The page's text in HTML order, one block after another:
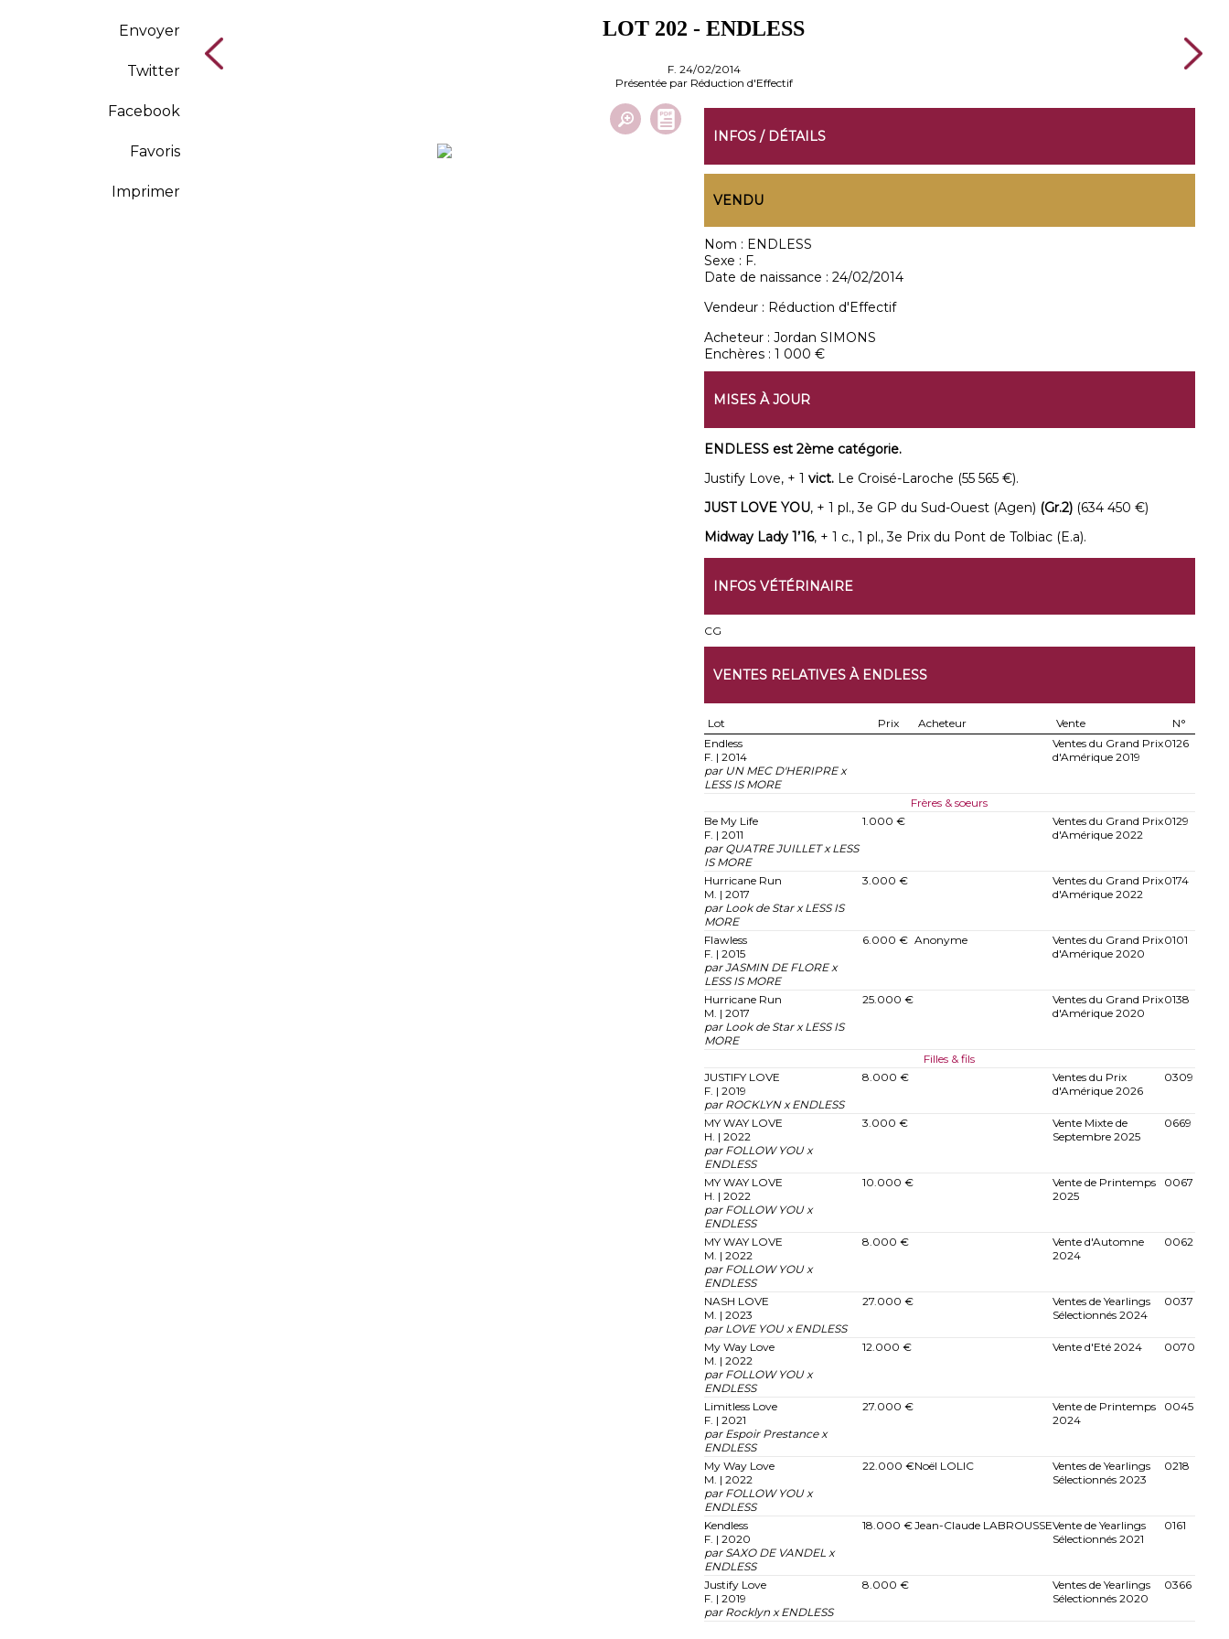
Envoyer
Twitter
Facebook
Favoris
Imprimer
LOT 202 - ENDLESS
F. 24/02/2014
Présentée par Réduction d'Effectif
INFOS / DÉTAILS
VENDU
Nom : ENDLESS
Sexe : F.
Date de naissance : 24/02/2014
Vendeur : Réduction d'Effectif
Acheteur : Jordan SIMONS
Enchères : 1 000 €
MISES À JOUR
ENDLESS est 2ème catégorie.
Justify Love, + 1 vict.Le Croisé-Laroche (55 565 €).
JUST LOVE YOU, + 1 pl., 3e GP du Sud-Ouest (Agen) (Gr.2)(634 450 €)
Midway Lady 1’16, + 1 c., 1 pl., 3e Prix du Pont de Tolbiac (E.a).
INFOS VÉTÉRINAIRE
CG
VENTES RELATIVES À ENDLESS
Lot Prix Acheteur Vente
N°
Endless
F. | 2014
par UN MEC D'HERIPRE x
LESS IS MORE
Ventes du Grand Prix
d'Amérique 2019
0126
Frères & soeurs
Be My Life
F. | 2011
par QUATRE JUILLET x LESS
IS MORE
1.000 €
Ventes du Grand Prix
d'Amérique 2022
0129
Hurricane Run
M. | 2017
par Look de Star x LESS IS
MORE
3.000 €
Ventes du Grand Prix
d'Amérique 2022
0174
Flawless
F. | 2015
par JASMIN DE FLORE x
LESS IS MORE
6.000 € Anonyme
Ventes du Grand Prix
d'Amérique 2020
0101
Hurricane Run
M. | 2017
par Look de Star x LESS IS
MORE
25.000 €
Ventes du Grand Prix
d'Amérique 2020
0138
Filles & fils
JUSTIFY LOVE
F. | 2019
par ROCKLYN x ENDLESS
8.000 €
Ventes du Prix
d'Amérique 2026
0309
MY WAY LOVE
H. | 2022
par FOLLOW YOU x
ENDLESS
3.000 €
Vente Mixte de
Septembre 2025
0669
MY WAY LOVE
H. | 2022
par FOLLOW YOU x
ENDLESS
10.000 €
Vente de Printemps
2025
0067
MY WAY LOVE
M. | 2022
par FOLLOW YOU x
ENDLESS
8.000 €
Vente d'Automne
2024
0062
NASH LOVE
M. | 2023
par LOVE YOU x ENDLESS
27.000 €
Ventes de Yearlings
Sélectionnés 2024
0037
My Way Love
M. | 2022
par FOLLOW YOU x
ENDLESS
12.000 € Vente d'Eté 2024 0070
Limitless Love
F. | 2021
par Espoir Prestance x
ENDLESS
27.000 €
Vente de Printemps
2024
0045
My Way Love
M. | 2022
par FOLLOW YOU x
ENDLESS
22.000 €Noël LOLIC
Ventes de Yearlings
Sélectionnés 2023
0218
Kendless
F. | 2020
par SAXO DE VANDEL x
ENDLESS
18.000 €Jean-Claude LABROUSSEVente de Yearlings
Sélectionnés 2021
0161
Justify Love
F. | 2019
par Rocklyn x ENDLESS
8.000 €
Ventes de Yearlings
Sélectionnés 2020
0366